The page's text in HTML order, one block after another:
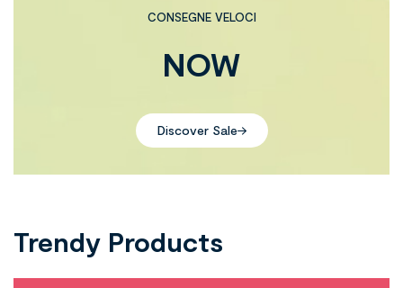
CONSEGNE VELOCI
NOW
Discover Sale
Trendy Products